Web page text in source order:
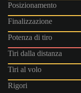
Posizionamento
Finalizzazione
Potenza di tiro
Tiri dalla distanza
Tiri al volo
Rigori